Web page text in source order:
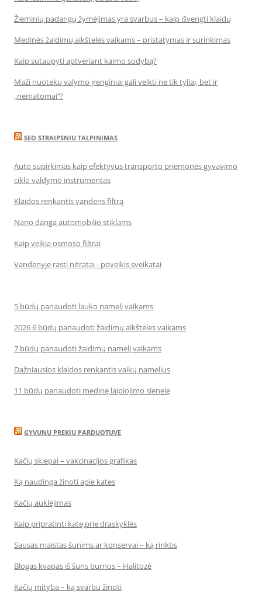
Žieminių padangų žymėjimas yra svarbus – kaip išvengti klaidų
Medinės žaidimų aikštelės vaikams – pristatymas ir surinkimas
Kaip sutaupyti aptveriant kaimo sodybą?
Maži nuotekų valymo įrenginiai gali veikti ne tik tyliai, bet ir
„nematomai‘‘?
SEO STRAIPSNIU TALPINIMAS
Auto supirkimas kaip efektyvus transporto priemonės gyvavimo
ciklo valdymo instrumentas
Klaidos renkantis vandens filtrą
Nano danga automobilio stiklams
Kaip veikia osmoso filtrai
Vandenyje rasti nitratai - poveikis sveikatai
5 būdų panaudoti lauko namelį vaikams
2026 6 būdų panaudoti žaidimų aikšteles vaikams
7 būdų panaudoti žaidimų namelį vaikams
Dažniausios klaidos renkantis vaikų namelius
11 būdų panaudoti medinę laipiojimo sienelę
GYVUNU PREKIU PARDUOTUVE
Kačių skiepai – vakcinacijos grafikas
Ką naudinga žinoti apie kates
Kačių auklėjimas
Kaip pripratinti katę prie draskyklės
Sausas maistas šunims ar konservai – ką rinktis
Blogas kvapas iš šuns burnos – Halitozė
Kačių mityba – ką svarbu žinoti